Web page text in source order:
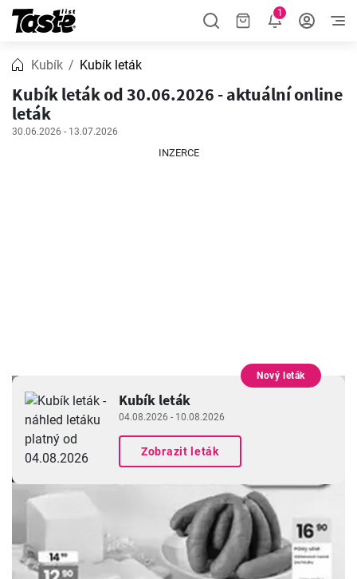
1
Kubík Kubík leták
Kubík leták od 30.06.2026 - aktuální online
leták
30.06.2026 - 13.07.2026
INZERCE
Kubík leták
04.08.2026 - 10.08.2026
Zobrazit leták
Nový leták
INZERCE